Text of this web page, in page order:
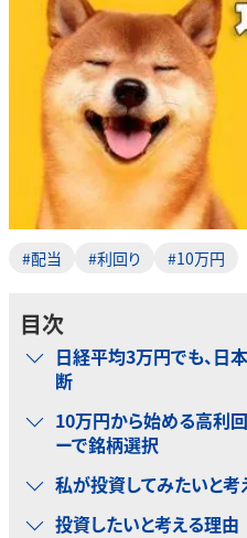
#配当 #利回り #10万円
目次
日経平均3万円でも、日
断
10万円から始める高利
ーで銘柄選択
私が投資してみたいと考
投資したいと考える理由